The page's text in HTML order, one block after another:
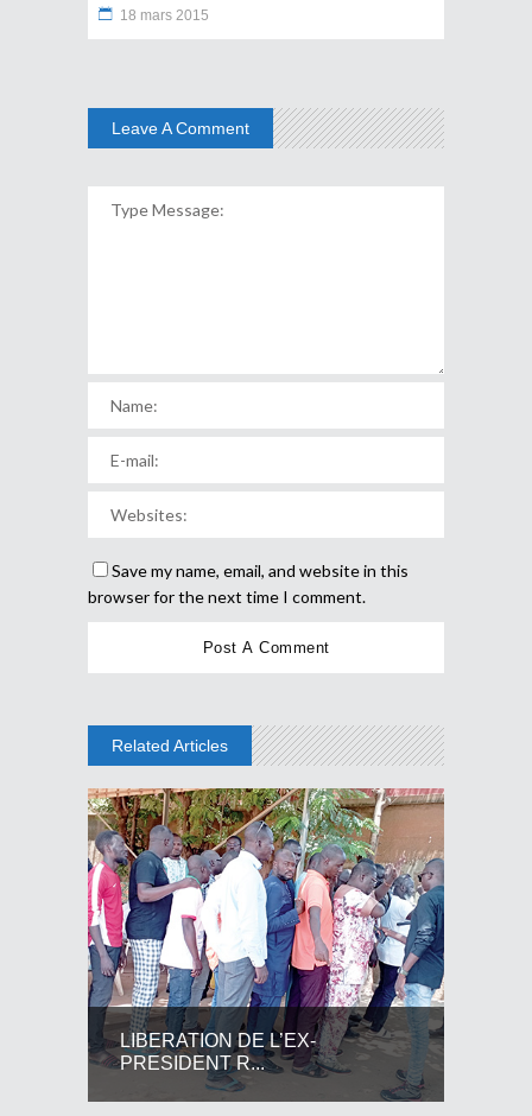
18 mars 2015
Leave A Comment
Save my name, email, and website in this
browser for the next time I comment.
Related Articles
LIBERATION DE L’EX-
PRESIDENT R...